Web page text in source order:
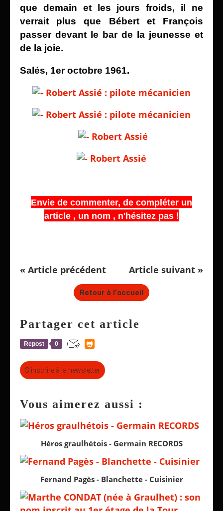
que demain et les jours froids, il ne
verrait plus que Bébert et François
passer devant le bar de la jeunesse et
de la joie.
Salés, 1er octobre 1961.
Envie de commenter, de compléter un
article , un nom , n'hésitez pas !
« Article précédent Article suivant »
Retour à l'accueil
Partager cet article
Repost 0
S'inscrire à la newsletter
Vous aimerez aussi :
Héros graulhétois - Germain RECORDS
Fernand Pagès - Blanchette - Cuisinier